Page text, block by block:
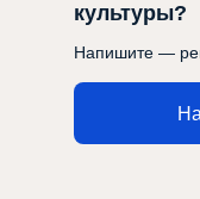
культуры?
Напишите —